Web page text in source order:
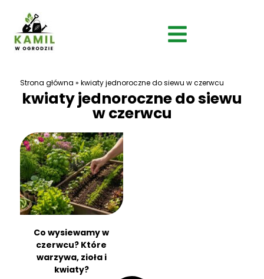
Strona główna » kwiaty jednoroczne do siewu w czerwcu
kwiaty jednoroczne do siewu
w czerwcu
Co wysiewamy w
czerwcu? Które
warzywa, zioła i
kwiaty?